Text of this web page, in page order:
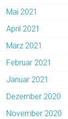
Mai 2021
April 2021
März 2021
Februar 2021
Januar 2021
Dezember 2020
November 2020